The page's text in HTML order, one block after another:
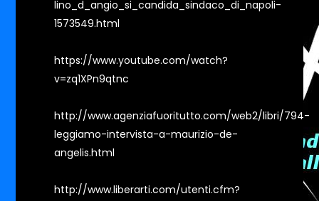
lino_d_angio_si_candida_sindaco_di_napoli-
1573549.html
https://www.youtube.com/watch?
v=zq1XPn9qtnc
http://www.agenziafuoritutto.com/web2/libri/794-
leggiamo-intervista-a-maurizio-de-
angelis.html
http://www.liberarti.com/utenti.cfm?